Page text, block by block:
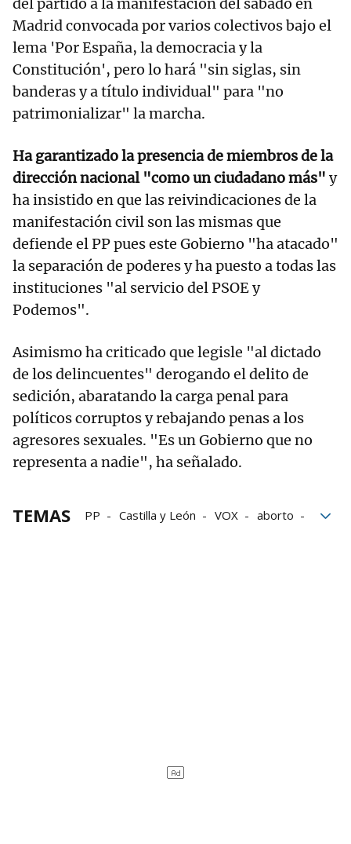
Madrid convocada por varios colectivos bajo el
lema 'Por España, la democracia y la
Constitución', pero lo hará "sin siglas, sin
banderas y a título individual" para "no
patrimonializar" la marcha.
Ha garantizado la presencia de miembros de la
dirección nacional "como un ciudadano más" y
ha insistido en que las reivindicaciones de la
manifestación civil son las mismas que
defiende el PP pues este Gobierno "ha atacado"
la separación de poderes y ha puesto a todas las
instituciones "al servicio del PSOE y
Podemos".
Asimismo ha criticado que legisle "al dictado
de los delincuentes" derogando el delito de
sedición, abaratando la carga penal para
políticos corruptos y rebajando penas a los
agresores sexuales. "Es un Gobierno que no
representa a nadie", ha señalado.
TEMAS PP Castilla y León VOX
aborto